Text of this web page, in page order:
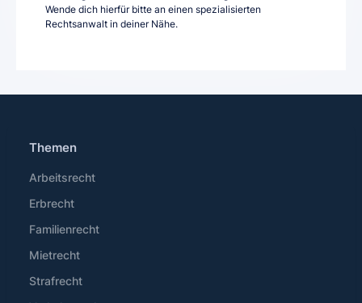
Wende dich hierfür bitte an einen spezialisierten
Rechtsanwalt in deiner Nähe.
Themen
Arbeitsrecht
Erbrecht
Familienrecht
Mietrecht
Strafrecht